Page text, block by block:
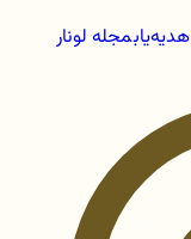
هدیه‌یابمجله لونار